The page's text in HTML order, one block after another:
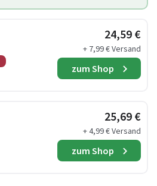
24,59 €
+ 7,99 € Versand
zum Shop
25,69 €
+ 4,99 € Versand
zum Shop